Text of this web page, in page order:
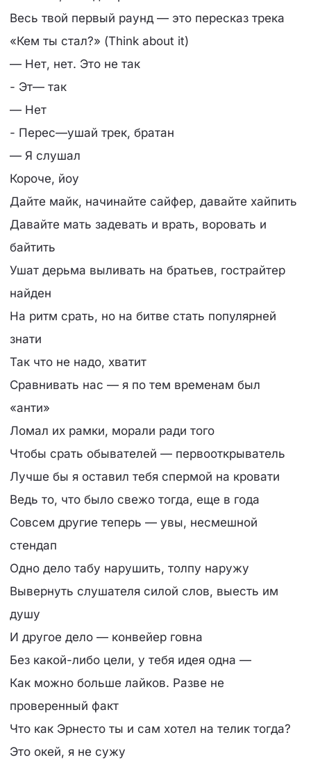
Весь твой первый раунд — это пересказ трека
«Кем ты стал?» (Think about it)
— Нет, нет. Это не так
- Эт— так
— Нет
- Перес—ушай трек, братан
— Я слушал
Короче, йоу
Дайте майк, начинайте сайфер, давайте хайпить
Давайте мать задевать и врать, воровать и
байтить
Ушат дерьма выливать на братьев, гострайтер
найден
На ритм срать, но на битве стать популярней
знати
Так что не надо, хватит
Сравнивать нас — я по тем временам был
«анти»
Ломал их рамки, морали ради того
Чтобы срать обывателей — первооткрыватель
Лучше бы я оставил тебя спермой на кровати
Ведь то, что было свежо тогда, еще в года
Совсем другие теперь — увы, несмешной
стендап
Одно дело табу нарушить, толпу наружу
Вывернуть слушателя силой слов, выесть им
душу
И другое дело — конвейер говна
Без какой-либо цели, у тебя идея одна —
Как можно больше лайков. Разве не
проверенный факт
Что как Эрнесто ты и сам хотел на телик тогда?
Это окей, я не сужу